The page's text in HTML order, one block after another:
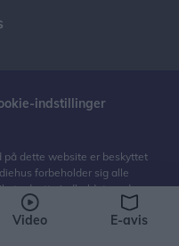
indstillinger
på dette website er beskyttet
forbeholder sig alle
at udnytte indholdet med
§ 11 b og DSM-
Video E-avis